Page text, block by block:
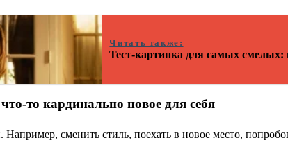
Читать также:
Тест-картинка для самых смелых:
то кардинально новое для себя
Например, сменить стиль, поехать в новое место,